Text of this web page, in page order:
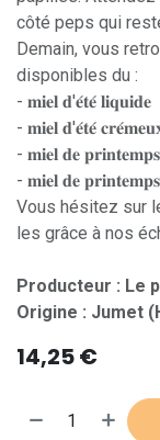
côté peps qui
Demain, vous
disponibles du :
- 𝐦𝐢𝐞𝐥 𝐝'𝐞́𝐭𝐞́ 𝐥𝐢𝐪𝐮𝐢𝐝𝐞
- 𝐦𝐢𝐞𝐥 𝐝'𝐞́𝐭𝐞́
- 𝐦𝐢𝐞𝐥 𝐝𝐞 𝐩𝐫𝐢𝐧𝐭𝐞𝐦𝐩𝐬
- 𝐦𝐢𝐞𝐥 𝐝𝐞
Vous hésitez sur
les grâce à nos
Producteur : Le
Origine : Jumet
14,25€